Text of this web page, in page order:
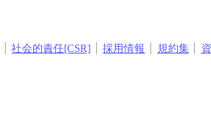
社会的責任[CSR] 採用情報 規約集